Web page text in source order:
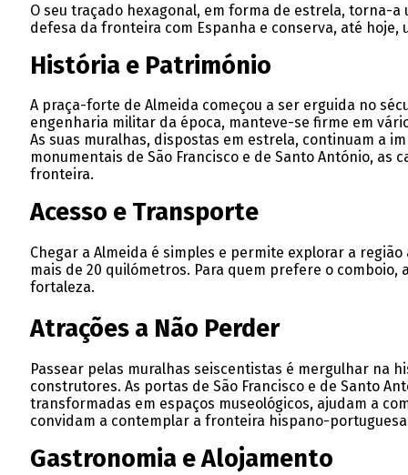
O seu traçado hexagonal, em forma de estrela, torna-
defesa da fronteira com Espanha e conserva, até
História e Património
A praça-forte de Almeida começou a ser erguida no
engenharia militar da época, manteve-se firme em
As suas muralhas, dispostas em estrela, continuam a
monumentais de São Francisco e de Santo António,
fronteira.
Acesso e Transporte
Chegar a Almeida é simples e permite explorar a
mais de 20 quilómetros. Para quem prefere o
fortaleza.
Atrações a Não Perder
Passear pelas muralhas seiscentistas é mergulhar na
construtores. As portas de São Francisco e de Santo
transformadas em espaços museológicos, ajudam a
convidam a contemplar a fronteira hispano-
Gastronomia e Alojamento